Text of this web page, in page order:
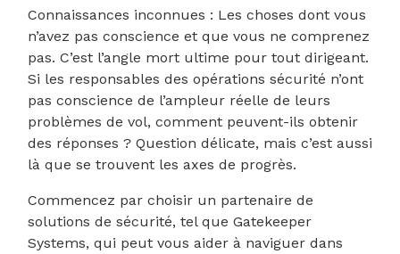
Connaissances inconnues : Les choses dont vous
n’avez pas conscience et que vous ne comprenez
pas. C’est l’angle mort ultime pour tout dirigeant.
Si les responsables des opérations sécurité n’ont
pas conscience de l’ampleur réelle de leurs
problèmes de vol, comment peuvent-ils obtenir
des réponses ? Question délicate, mais c’est aussi
là que se trouvent les axes de progrès.
Commencez par choisir un partenaire de
solutions de sécurité, tel que Gatekeeper
Systems, qui peut vous aider à naviguer dans